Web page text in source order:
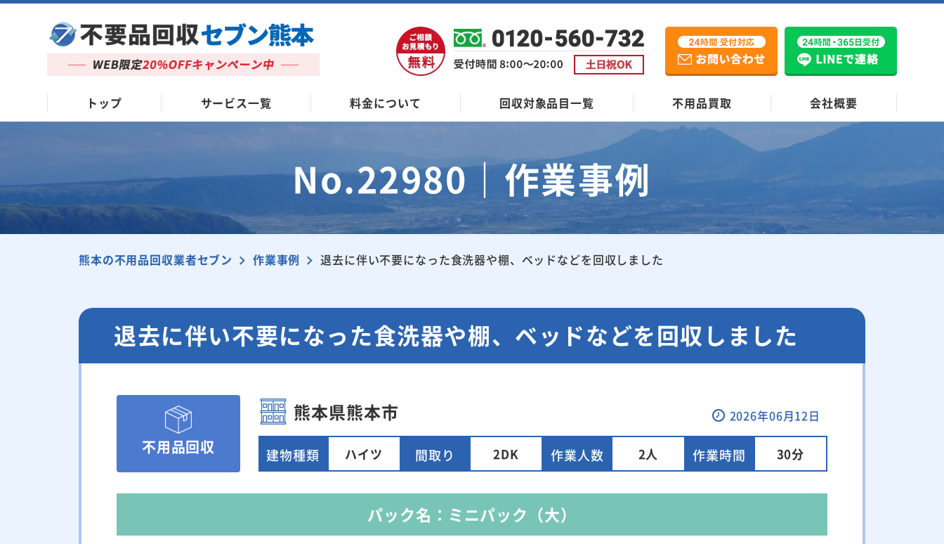
トップ サービス一覧 料金について 回収対象品目一覧 不用品買取 会社概要
No.22980｜作業事例
熊本の不用品回収業者セブン 作業事例 退去に伴い不要になった食洗器や棚、ベッドなどを回収しました
退去に伴い不要になった食洗器や棚、ベッドなどを回収しました
2026年06月12日
不用品回収
熊本県熊本市
建物種類 ハイツ 間取り 2DK 作業人数 2人 作業時間 30分
パック名：ミニパック（大）